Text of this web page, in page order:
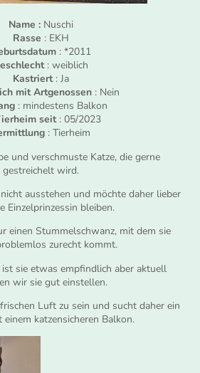
Name :Nuschi
Rasse : EKH
: *2011
: weiblich
Kastriert: Ja
mit Artgenossen: Nein
: mindestens Balkon
seit: 05/2023
: Tierheim
und verschmuste Katze, die gerne
gestreichelt wird.
ausstehen und möchte daher lieber
Einzelprinzessin bleiben.
einen Stummelschwanz, mit dem sie
zurecht kommt.
sie etwas empfindlich aber aktuell
wir sie gut einstellen.
Luft zu sein und sucht daher ein
einem katzensicheren Balkon.